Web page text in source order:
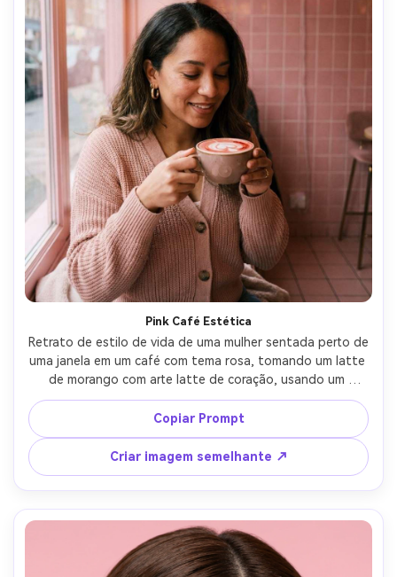
Pink Café Estética
Retrato de estilo de vida de uma mulher sentada perto de
uma janela em um café com tema rosa, tomando um latte
de morango com arte latte de coração, usando um
cardigan blush e aros dourados, parede azulejada rosa e
roteiro de neon no fundo, luz de janela suave mais
preenchimento sutil, tirado em Fujifilm X-T5 56mm, vibe
acolhedora, composição limpa, detalhe realista da pele e
do cabelo, fotografia de estilo de vida editorial-AR 4:5
Copiar Prompt
Criar imagem semelhante ↗